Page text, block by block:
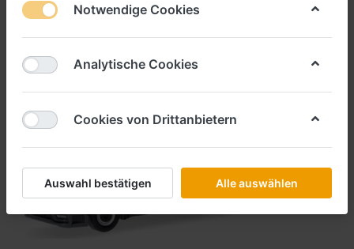
Notwendige Cookies
Analytische Cookies
Cookies von Drittanbietern
Auswahl bestätigen Alle auswählen